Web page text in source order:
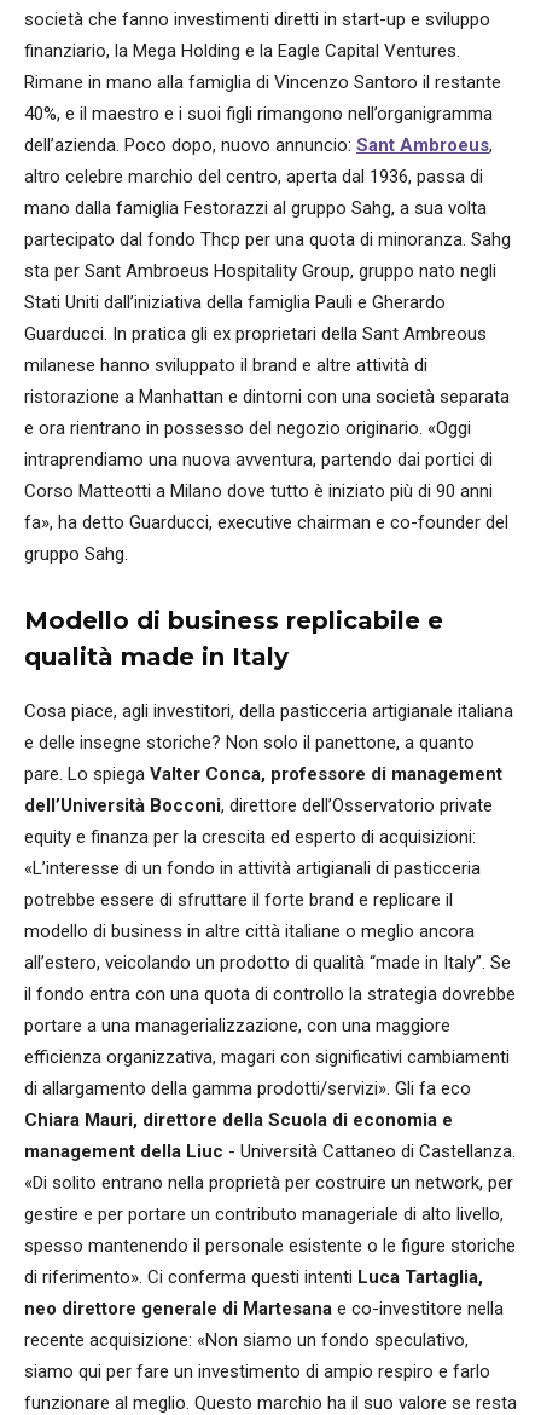
società che fanno investimenti diretti in start-up e sviluppo
finanziario, la Mega Holding e la Eagle Capital Ventures.
Rimane in mano alla famiglia di Vincenzo Santoro il restante
40%, e il maestro e i suoi figli rimangono nell’organigramma
dell’azienda. Poco dopo, nuovo annuncio: Sant Ambroeus,
altro celebre marchio del centro, aperta dal 1936, passa di
mano dalla famiglia Festorazzi al gruppo Sahg, a sua volta
partecipato dal fondo Thcp per una quota di minoranza. Sahg
sta per Sant Ambroeus Hospitality Group, gruppo nato negli
Stati Uniti dall’iniziativa della famiglia Pauli e Gherardo
Guarducci. In pratica gli ex proprietari della Sant Ambreous
milanese hanno sviluppato il brand e altre attività di
ristorazione a Manhattan e dintorni con una società separata
e ora rientrano in possesso del negozio originario. «Oggi
intraprendiamo una nuova avventura, partendo dai portici di
Corso Matteotti a Milano dove tutto è iniziato più di 90 anni
fa», ha detto Guarducci, executive chairman e co-founder del
gruppo Sahg.
Modello di business replicabile e
qualità made in Italy
Cosa piace, agli investitori, della pasticceria artigianale italiana
e delle insegne storiche? Non solo il panettone, a quanto
pare. Lo spiega Valter Conca, professore di management
dell’Università Bocconi, direttore dell’Osservatorio private
equity e finanza per la crescita ed esperto di acquisizioni:
«L’interesse di un fondo in attività artigianali di pasticceria
potrebbe essere di sfruttare il forte brand e replicare il
modello di business in altre città italiane o meglio ancora
all’estero, veicolando un prodotto di qualità “made in Italy”. Se
il fondo entra con una quota di controllo la strategia dovrebbe
portare a una managerializzazione, con una maggiore
efficienza organizzativa, magari con significativi cambiamenti
di allargamento della gamma prodotti/servizi». Gli fa eco
Chiara Mauri, direttore della Scuola di economia e
management della Liuc - Università Cattaneo di Castellanza.
«Di solito entrano nella proprietà per costruire un network, per
gestire e per portare un contributo manageriale di alto livello,
spesso mantenendo il personale esistente o le figure storiche
di riferimento». Ci conferma questi intenti Luca Tartaglia,
neo direttore generale di Martesana e co-investitore nella
recente acquisizione: «Non siamo un fondo speculativo,
siamo qui per fare un investimento di ampio respiro e farlo
funzionare al meglio. Questo marchio ha il suo valore se resta